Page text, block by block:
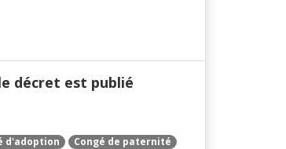
décret est publié
d'adoption
Congé de paternité